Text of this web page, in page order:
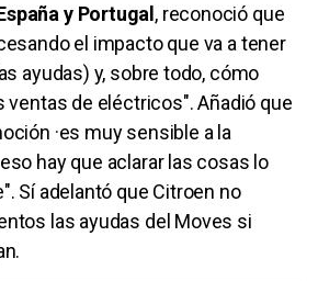
y Portugal, reconoció que
el impacto que va a tener
ayudas) y, sobre todo, cómo
ventas de eléctricos". Añadió que
·es muy sensible a la
hay que aclarar las cosas lo
Sí adelantó que Citroen no
las ayudas del Moves si